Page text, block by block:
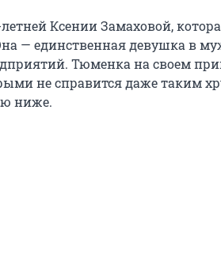
Ксении Замаховой,
— единственная девушка в
Тюменка на своем
не справится даже таким
ниже.